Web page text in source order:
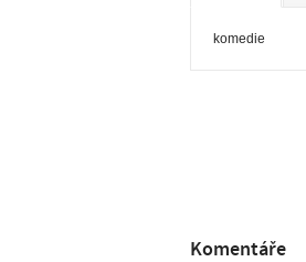
komedie
Komentáře